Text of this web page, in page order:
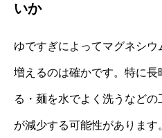
いか
ゆですぎによってマグネシ
増えるのは確かです。特に
る・麺を水でよく洗うなど
が減少する可能性があります